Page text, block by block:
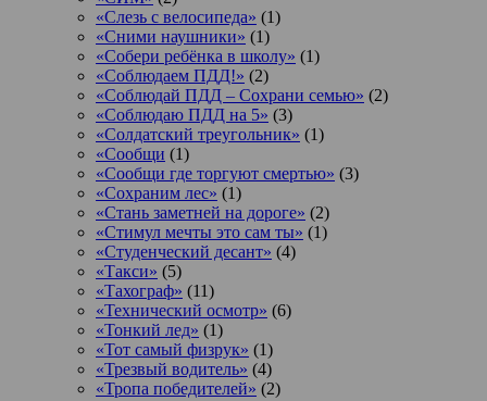
«Слезь с велосипеда» (1)
«Сними наушники» (1)
«Собери ребёнка в школу» (1)
«Соблюдаем ПДД!» (2)
«Соблюдай ПДД – Сохрани семью» (2)
«Соблюдаю ПДД на 5» (3)
«Солдатский треугольник» (1)
«Сообщи (1)
«Сообщи где торгуют смертью» (3)
«Сохраним лес» (1)
«Стань заметней на дороге» (2)
«Стимул мечты это сам ты» (1)
«Студенческий десант» (4)
«Такси» (5)
«Тахограф» (11)
«Технический осмотр» (6)
«Тонкий лед» (1)
«Тот самый физрук» (1)
«Трезвый водитель» (4)
«Тропа победителей» (2)